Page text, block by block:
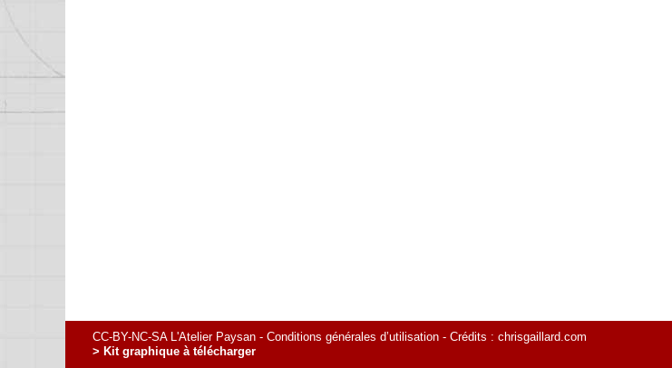
CC-BY-NC-SA L'Atelier Paysan - Conditions générales d’utilisation - Crédits : chrisgaillard.com
> Kit graphique à télécharger